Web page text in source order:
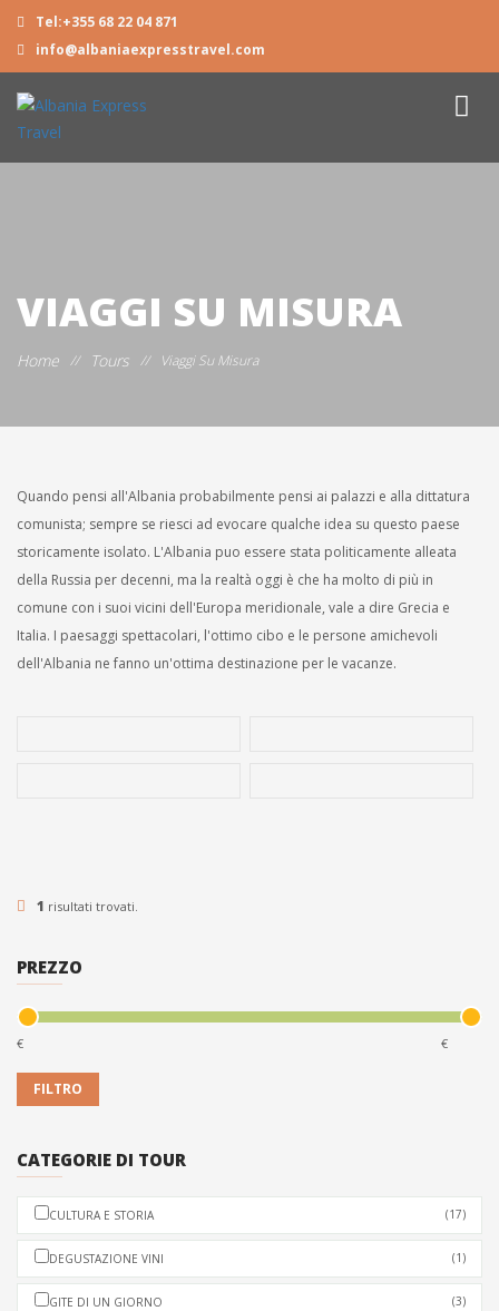
Tel:+355 68 22 04 871
info@albaniaexpresstravel.com
VIAGGI SU MISURA
Home // Tours // Viaggi Su Misura
Quando pensi all'Albania probabilmente pensi ai palazzi e alla dittatura
comunista; sempre se riesci ad evocare qualche idea su questo paese
storicamente isolato. L'Albania puo essere stata politicamente alleata
della Russia per decenni, ma la realtà oggi è che ha molto di più in
comune con i suoi vicini dell'Europa meridionale, vale a dire Grecia e
Italia. I paesaggi spettacolari, l'ottimo cibo e le persone amichevoli
dell'Albania ne fanno un'ottima destinazione per le vacanze.
PAESAGGI CULTURALI DELL’ALBANIA
8 GIORNI / 7 NOTTI
PARTENZA
(Il Tour Inzia) Tirana-Albania
LEGGI DI PIÙ
1 risultati trovati.
PREZZO
€ €
CATEGORIE DI TOUR
CULTURA E STORIA (17)
DEGUSTAZIONE VINI (1)
GITE DI UN GIORNO (3)